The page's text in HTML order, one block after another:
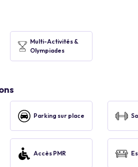
Multi-Activités &
Olympiades
Parking sur place
Accès PMR